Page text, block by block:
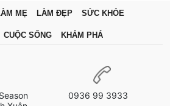
MẸ LÀM ĐẸP SỨC KHỎE
CUỘC SỐNG KHÁM PHÁ
0936 99 3933